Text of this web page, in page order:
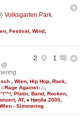
Volksgarten Park
Festival Wind
2 1
@
Wien Hip Hop Rock
Against♪♫
Platin Band Rocken
, AT, ♦ Ңөηба 2000
Wien - Simmering